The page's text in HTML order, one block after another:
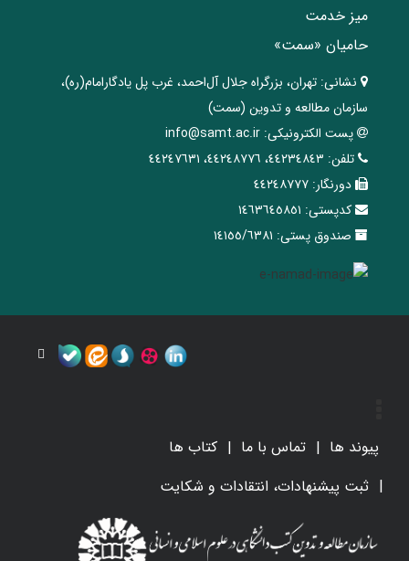
میز خدمت
حامیان «سمت»
نشانی: تهران، ‌بزرگراه ‌جلال آل‌احمد، غرب پل يادگار‌امام(ره)‌،
سازمان مطالعه و تدوین‌ (سمت)
پست الکترونیکی: info@samt.ac.ir
تلفن: ٤٤٢٣٤٨٤٣، ٤٤٢٤٨٧٧٦، ٤٤٢٤٧٦٣١
دورنگار: ٤٤٢٤٨٧٧٧
کدپستی: ١٤٦٣٦٤٥٨٥١
صندوق پستی: ١٤١٥٥/٦٣٨١
پیوند ها تماس با ما
کتاب ها
ثبت پیشنهادات، انتقادات و شکایت